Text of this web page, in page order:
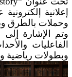
إعلانية
وحملات بالطرق
وتم الإشارة
الفاعليات
وبطولات رياضية